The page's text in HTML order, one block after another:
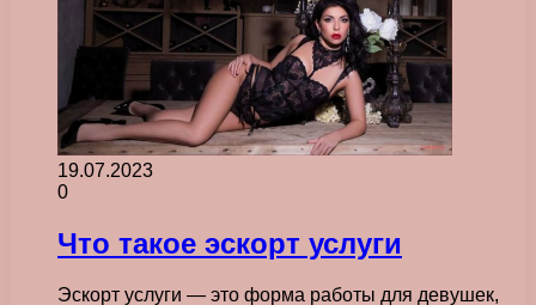
19.07.2023
0
Что такое эскорт услуги
Эскорт услуги — это форма работы для девушек,